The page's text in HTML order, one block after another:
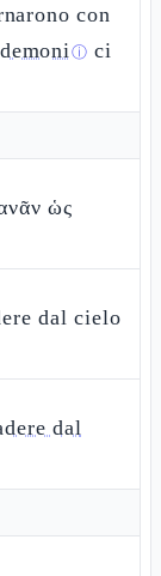
con
demoniⓘ ci
ὡς
dal cielo
dal